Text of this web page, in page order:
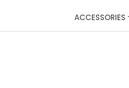
ACCESSORIES